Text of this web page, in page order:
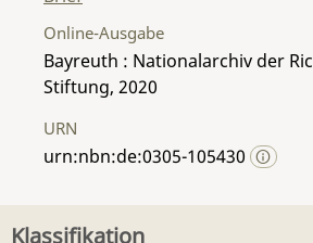
Online-Ausgabe
Bayreuth : Nationalarchiv der
Stiftung, 2020
URN
urn:nbn:de:0305-105430
Klassifikation